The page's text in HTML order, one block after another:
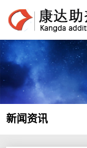
新闻资讯